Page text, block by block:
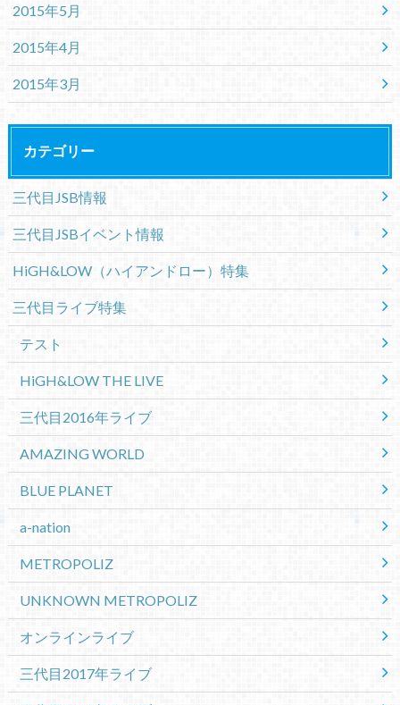
2015年5月
2015年4月
2015年3月
カテゴリー
三代目JSB情報
三代目JSBイベント情報
HiGH&LOW（ハイアンドロー）特集
三代目ライブ特集
テスト
HiGH&LOW THE LIVE
三代目2016年ライブ
AMAZING WORLD
BLUE PLANET
a-nation
METROPOLIZ
UNKNOWN METROPOLIZ
オンラインライブ
三代目2017年ライブ